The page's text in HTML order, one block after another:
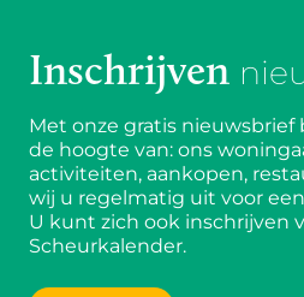
Inschrijven
Met onze gratis nieuwsbrief
de hoogte van: ons
activiteiten, aankopen,
wij u regelmatig uit voor
U kunt zich ook inschrijven
Scheurkalender.